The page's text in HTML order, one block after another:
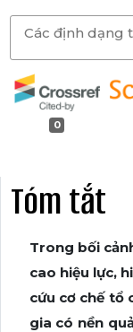
Các định dạng
0
Tóm tắt
Trong bối
cao hiệu lực,
cứu cơ chế tổ
gia có nền